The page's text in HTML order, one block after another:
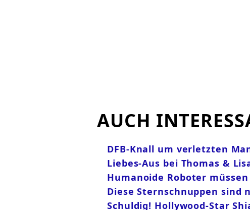
AUCH
DFB-Knall um verletzten
Liebes-Aus bei Thomas &
Humanoide Roboter
Diese Sternschnuppen sind
Schuldig! Hollywood-Star